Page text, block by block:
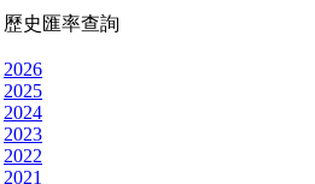
歷史匯率查詢
2026
2025
2024
2023
2022
2021